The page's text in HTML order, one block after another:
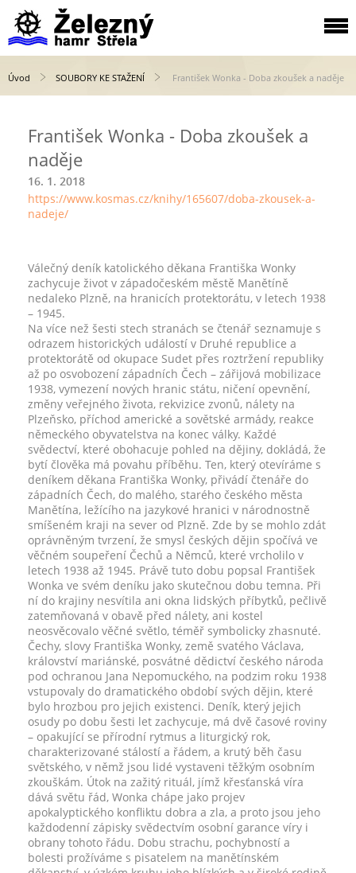
Úvod SOUBORY KE STAŽENÍ František Wonka - Doba zkoušek a naděje
František Wonka - Doba zkoušek a
naděje
16. 1. 2018
https://www.kosmas.cz/knihy/165607/doba-zkousek-a-
nadeje/
Válečný deník katolického děkana Františka Wonky
zachycuje život v západočeském městě Manětíně
nedaleko Plzně, na hranicích protektorátu, v letech 1938
– 1945.
Na více než šesti stech stranách se čtenář seznamuje s
odrazem historických událostí v Druhé republice a
protektorátě od okupace Sudet přes roztržení republiky
až po osvobození západních Čech – zářijová mobilizace
1938, vymezení nových hranic státu, ničení opevnění,
změny veřejného života, rekvizice zvonů, nálety na
Plzeňsko, příchod americké a sovětské armády, reakce
německého obyvatelstva na konec války. Každé
svědectví, které obohacuje pohled na dějiny, dokládá, že
bytí člověka má povahu příběhu. Ten, který otevíráme s
deníkem děkana Františka Wonky, přivádí čtenáře do
západních Čech, do malého, starého českého města
Manětína, ležícího na jazykové hranici v národnostně
smíšeném kraji na sever od Plzně. Zde by se mohlo zdát
oprávněným tvrzení, že smysl českých dějin spočívá ve
věčném soupeření Čechů a Němců, které vrcholilo v
letech 1938 až 1945. Právě tuto dobu popsal František
Wonka ve svém deníku jako skutečnou dobu temna. Při
ní do krajiny nesvítila ani okna lidských příbytků, pečlivě
zatemňovaná v obavě před nálety, ani kostel
neosvěcovalo věčné světlo, téměř symbolicky zhasnuté.
Čechy, slovy Františka Wonky, země svatého Václava,
království mariánské, posvátné dědictví českého národa
pod ochranou Jana Nepomuckého, na podzim roku 1938
vstupovaly do dramatického období svých dějin, které
bylo hrozbou pro jejich existenci. Deník, který jejich
osudy po dobu šesti let zachycuje, má dvě časové roviny
– opakující se přírodní rytmus a liturgický rok,
charakterizované stálostí a řádem, a krutý běh času
světského, v němž jsou lidé vystaveni těžkým osobním
zkouškám. Útok na zažitý rituál, jímž křesťanská víra
dává světu řád, Wonka chápe jako projev
apokalyptického konfliktu dobra a zla, a proto jsou jeho
každodenní zápisky svědectvím osobní garance víry i
obrany tohoto řádu. Dobu strachu, pochybností a
bolesti prožíváme s pisatelem na manětínském